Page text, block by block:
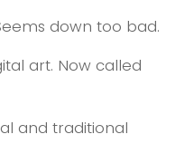
down too bad.
art. Now called
and traditional